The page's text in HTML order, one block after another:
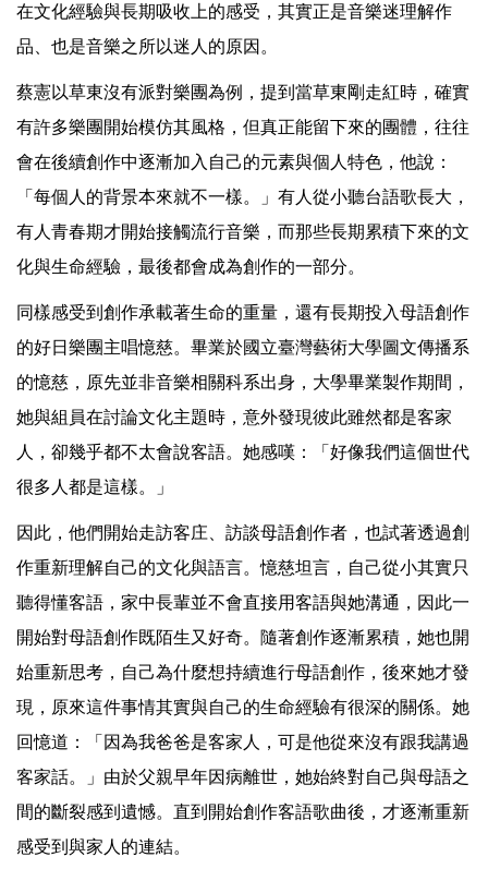
在文化經驗與長期吸收上的感受，其實正是音樂迷理解作
品、也是音樂之所以迷人的原因。
蔡憲以草東沒有派對樂團為例，提到當草東剛走紅時，確實
有許多樂團開始模仿其風格，但真正能留下來的團體，往往
會在後續創作中逐漸加入自己的元素與個人特色，他說：
「每個人的背景本來就不一樣。」有人從小聽台語歌長大，
有人青春期才開始接觸流行音樂，而那些長期累積下來的文
化與生命經驗，最後都會成為創作的一部分。
同樣感受到創作承載著生命的重量，還有長期投入母語創作
的好日樂團主唱憶慈。畢業於國立臺灣藝術大學圖文傳播系
的憶慈，原先並非音樂相關科系出身，大學畢業製作期間，
她與組員在討論文化主題時，意外發現彼此雖然都是客家
人，卻幾乎都不太會說客語。她感嘆：「好像我們這個世代
很多人都是這樣。」
因此，他們開始走訪客庄、訪談母語創作者，也試著透過創
作重新理解自己的文化與語言。憶慈坦言，自己從小其實只
聽得懂客語，家中長輩並不會直接用客語與她溝通，因此一
開始對母語創作既陌生又好奇。隨著創作逐漸累積，她也開
始重新思考，自己為什麼想持續進行母語創作，後來她才發
現，原來這件事情其實與自己的生命經驗有很深的關係。她
回憶道：「因為我爸爸是客家人，可是他從來沒有跟我講過
客家話。」由於父親早年因病離世，她始終對自己與母語之
間的斷裂感到遺憾。直到開始創作客語歌曲後，才逐漸重新
感受到與家人的連結。